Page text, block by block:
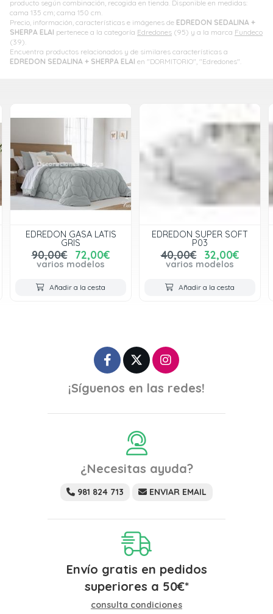
producto según combinación, recogida en tienda. Disponible en medidas:
cama 135 cm; cama 150 cm.
Precio, información, características e imágenes de EDREDON SEDALINA +
SHERPA ELAI pertenece a la categoría Edredones (95) y a la marca Fundeco
(39).
Encuentra productos relacionados y de similares características a
EDREDON SEDALINA + SHERPA ELAI en "DORMITORIO", "Edredones".
EDREDON GASA LATIS
GRIS
90,00€ 72,00€
varios modelos
Añadir a la cesta
EDREDON SUPER SOFT
P03
40,00€ 32,00€
varios modelos
Añadir a la cesta
¡Síguenos en las redes!
¿Necesitas ayuda?
981 824 713 ENVIAR EMAIL
Envío gratis en pedidos
superiores a 50€*
consulta condiciones